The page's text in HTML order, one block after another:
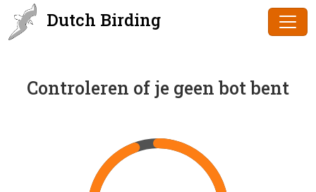
Dutch Birding
Controleren of je geen bot bent